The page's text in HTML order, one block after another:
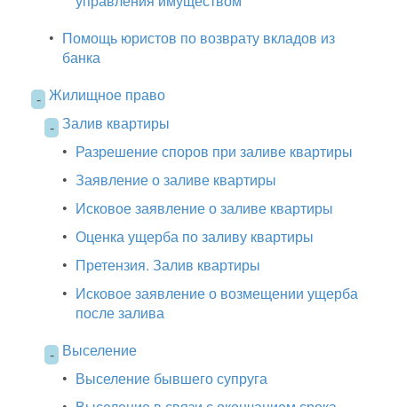
• Помощь юристов по возврату вкладов из
банка
- Жилищное право
- Залив квартиры
• Разрешение споров при заливе квартиры
• Заявление о заливе квартиры
• Исковое заявление о заливе квартиры
• Оценка ущерба по заливу квартиры
• Претензия. Залив квартиры
• Исковое заявление о возмещении ущерба
после залива
- Выселение
• Выселение бывшего супруга